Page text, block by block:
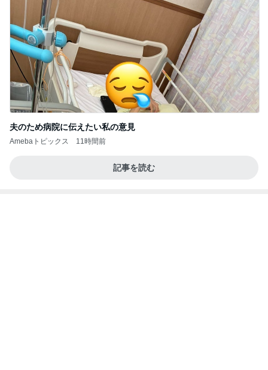
夫のため病院に伝えたい私の意見
Amebaトピックス 11時間前
記事を読む